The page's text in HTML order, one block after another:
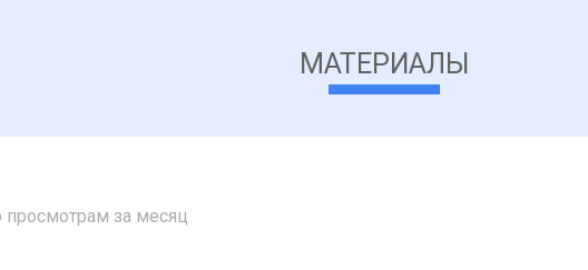
МАТЕРИАЛЫ
просмотрам за месяц